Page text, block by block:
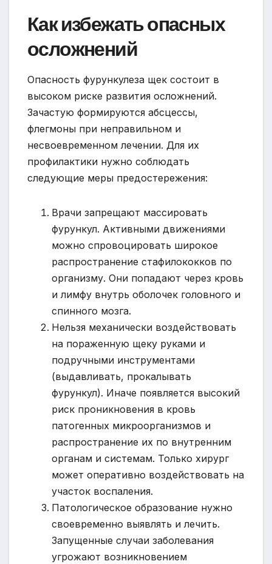
Как избежать опасных
осложнений
Опасность фурункулеза щек состоит в
высоком риске развития осложнений.
Зачастую формируются абсцессы,
флегмоны при неправильном и
несвоевременном лечении. Для их
профилактики нужно соблюдать
следующие меры предостережения:
Врачи запрещают массировать
фурункул. Активными движениями
можно спровоцировать широкое
распространение стафилококков по
организму. Они попадают через кровь
и лимфу внутрь оболочек головного и
спинного мозга.
Нельзя механически воздействовать
на пораженную щеку руками и
подручными инструментами
(выдавливать, прокалывать
фурункул). Иначе появляется высокий
риск проникновения в кровь
патогенных микроорганизмов и
распространение их по внутренним
органам и системам. Только хирург
может оперативно воздействовать на
участок воспаления.
Патологическое образование нужно
своевременно выявлять и лечить.
Запущенные случаи заболевания
угрожают возникновением